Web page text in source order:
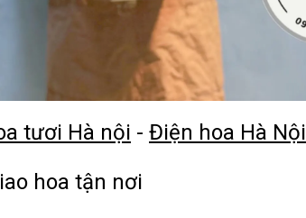
tươi Hà nội - Điện hoa Hà Nội
hoa tận nơi